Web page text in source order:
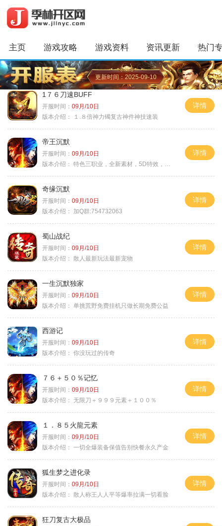
主页 游戏攻略 游戏资料 资讯更新 热门
更新时间：2025-09-10
1７６刀速BUFF
开服时间： 09月/10日
版本介绍：
１.８倍神力镯复古神件神技速装
详情
帝王沉默
开服时间： 09月/10日
版本介绍： 特色三职业，全新素材，5D特效，不卡图
详情
奇缘沉默
开服时间： 09月/10日
版本介绍：
加Q群:754732063
详情
蜀山战纪
开服时间： 09月/10日
版本介绍： 散人最新玩法最新宠物
详情
一生沉默独家
开服时间： 09月/10日
版本介绍： 单挑荒野免费挂机只做长期免费公益
详情
西游记
开服时间： 09月/10日
版本介绍： 你没玩过的传奇
详情
７６＋５０％记忆
开服时间： 09月/10日
版本介绍： 无限刀＋９９９元素＋１００％
详情
１．８５火龍元素
开服时间： 09月/10日
版本介绍： 一切全爆装备保值告别快餐永久产金
详情
狐生梦之进化录
开服时间： 09月/10日
版本介绍： 散人称王人人平等爆率拉满一切看脸
详情
狂刀复古大极品